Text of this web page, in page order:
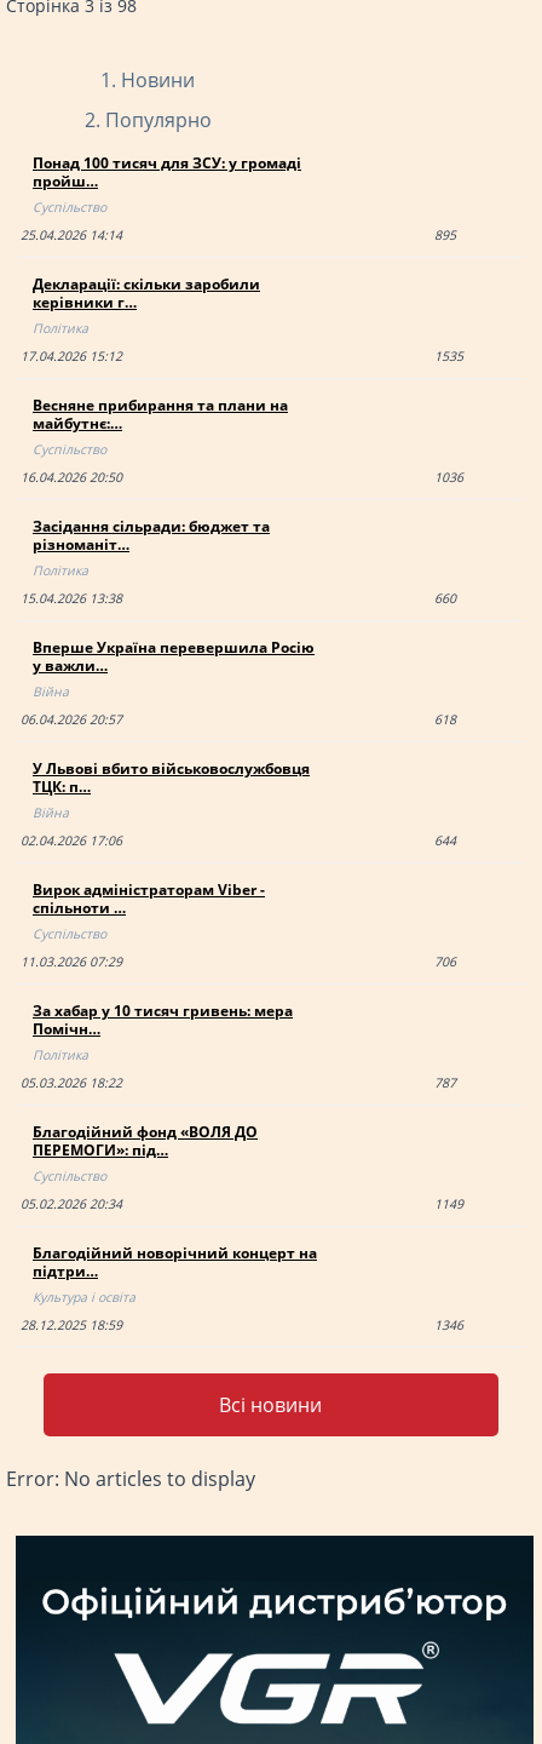
Сторінка 3 із 98
Новини
Популярно
Понад 100 тисяч для ЗСУ: у громаді
пройш…
Суспільство
25.04.2026 14:14
895
Декларації: скільки заробили
керівники г…
Політика
17.04.2026 15:12
1535
Весняне прибирання та плани на
майбутнє:…
Суспільство
16.04.2026 20:50
1036
Засідання сільради: бюджет та
різноманіт…
Політика
15.04.2026 13:38
660
Вперше Україна перевершила Росію
у важли…
Війна
06.04.2026 20:57
618
У Львові вбито військовослужбовця
ТЦК: п…
Війна
02.04.2026 17:06
644
Вирок адміністраторам Viber -
спільноти …
Суспільство
11.03.2026 07:29
706
За хабар у 10 тисяч гривень: мера
Помічн…
Політика
05.03.2026 18:22
787
Благодійний фонд «ВОЛЯ ДО
ПЕРЕМОГИ»: під…
Суспільство
05.02.2026 20:34
1149
Благодійний новорічний концерт на
підтри…
Культура і освіта
28.12.2025 18:59
1346
Всі новини
Error: No articles to display